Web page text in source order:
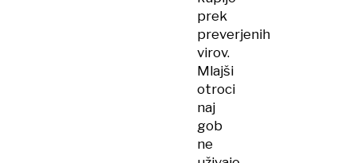
prek
preverjenih
virov.
Mlajši
otroci
naj
gob
ne